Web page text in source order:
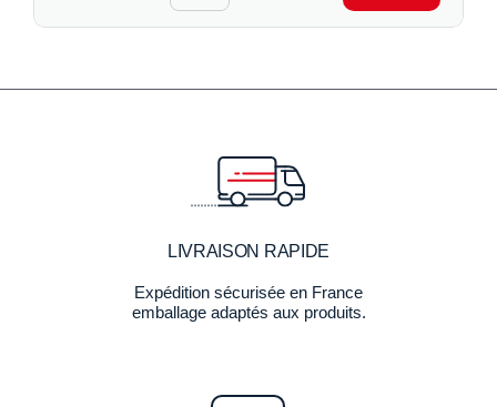
LIVRAISON RAPIDE
Expédition sécurisée en France
emballage adaptés aux produits.